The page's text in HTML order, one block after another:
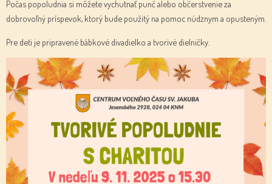
Počas popoludnia si môžete vychutnať punč alebo občerstvenie za
dobrovoľný príspevok, ktorý bude použitý na pomoc núdznym a opusteným.
Pre deti je pripravené bábkové divadielko a tvorivé dielničky.